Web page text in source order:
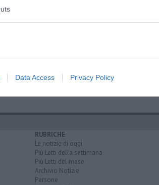
Data Access Privacy Policy
RUBRICHE
Le notizie di oggi
Più Letti della settimana
Più Letti del mese
Archivio Notizie
Persone